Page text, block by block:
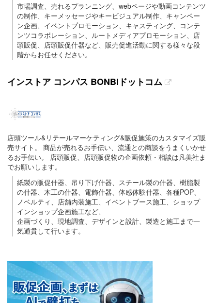
市場調査、売れるプランニング、webページや動画コンテンツ
の制作、キーメッセージやキービジュアル制作、キャンペー
ン企画、イベントプロモーション、キャスティング、コンテ
ンツコラボレーション、ルートメディアプロモーション、店
頭販促、店頭販促什器など、販売促進活動に関する様々な段
階からお任せください。
インストア コンパス BONBIドットコム
店頭ツール&リテールマーケティング&販促施策のカスタマイズ販
売サイト。 商品が売れるお手伝い、流通との商談をうまくいかせ
るお手伝い。 店頭販促、店頭販促物の企画依頼・相談は凡美社ま
でお願いします。
紙製の販促什器、吊り下げ什器、スチール製の什器、樹脂製
の什器、木工の什器、電飾什器、体感体験什器、各種POP、
ノベルティ、店舗内装施工、イベントブース施工、ショップ
インショップ企画施工など、
企画づくり、現地調査、デザインと設計、製造と施工まで一
気通貫して行います。